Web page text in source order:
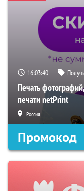
16:03:40
Печать
печати netPrint
Россия
Промокод